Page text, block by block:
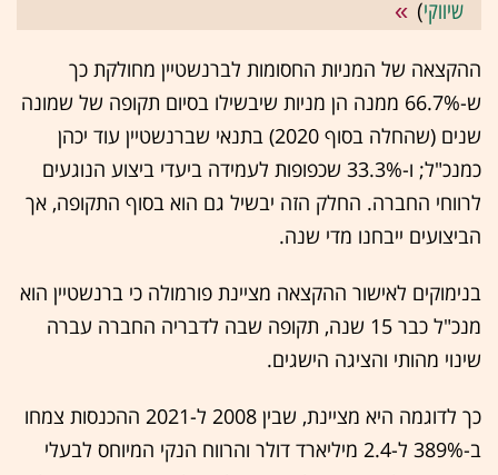
שיווקי)
ההקצאה של המניות החסומות לברנשטיין מחולקת כך
ש-66.7% ממנה הן מניות שיבשילו בסיום תקופה של שמונה
שנים (שהחלה בסוף 2020) בתנאי שברנשטיין עוד יכהן
כמנכ"ל; ו-33.3% שכפופות לעמידה ביעדי ביצוע הנוגעים
לרווחי החברה. החלק הזה יבשיל גם הוא בסוף התקופה, אך
הביצועים ייבחנו מדי שנה.
בנימוקים לאישור ההקצאה מציינת פורמולה כי ברנשטיין הוא
מנכ"ל כבר 15 שנה, תקופה שבה לדבריה החברה עברה
שינוי מהותי והציגה הישגים.
כך לדוגמה היא מציינת, שבין 2008 ל-2021 ההכנסות צמחו
ב-389% ל-2.4 מיליארד דולר והרווח הנקי המיוחס לבעלי